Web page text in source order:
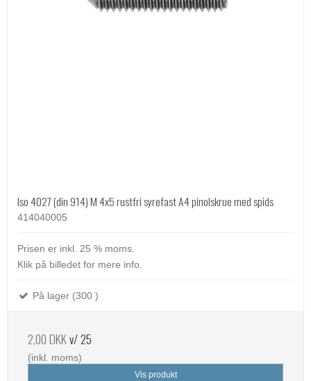
Iso 4027 (din 914) M 4x5 rustfri syrefast A4 pinolskrue med spids
414040005
Prisen er inkl. 25 % moms.
Klik på billedet for mere info.
På lager (300 )
2,00 DKKv/ 25
(inkl. moms)
Vis produkt